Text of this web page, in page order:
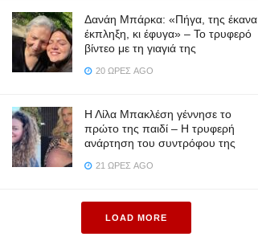
Δανάη Μπάρκα: «Πήγα, της έκανα
έκπληξη, κι έφυγα» – Το τρυφερό
βίντεο με τη γιαγιά της
20 ΏΡΕΣ AGO
Η Λίλα Μπακλέση γέννησε το
πρώτο της παιδί – Η τρυφερή
ανάρτηση του συντρόφου της
21 ΏΡΕΣ AGO
LOAD MORE